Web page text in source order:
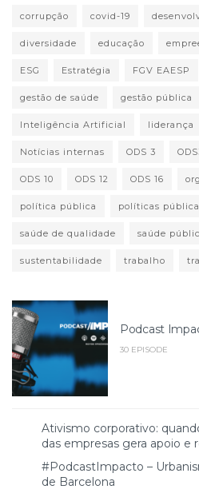
corrupção covid-19
diversidade educação
ESG Estratégia FGV EAESP
gestão de saúde gestão pública
Inteligência Artificial liderança
Notícias internas ODS 3
ODS 10 ODS 12 ODS 16
política pública políticas
saúde de qualidade saúde
sustentabilidade trabalho
Podcast
30 EPISODE
Ativismo corporativo:
das empresas gera apoio e
#PodcastImpacto –
de Barcelona